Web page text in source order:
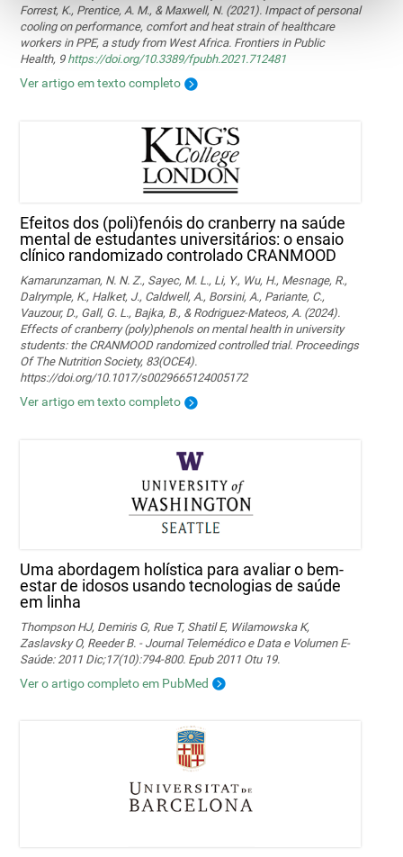
Forrest, K., Prentice, A. M., & Maxwell, N. (2021). Impact of personal
cooling on performance, comfort and heat strain of healthcare
workers in PPE, a study from West Africa. Frontiers in Public
Health, 9 https://doi.org/10.3389/fpubh.2021.712481
Ver artigo em texto completo
Efeitos dos (poli)fenóis do cranberry na saúde
mental de estudantes universitários: o ensaio
clínico randomizado controlado CRANMOOD
Kamarunzaman, N. N. Z., Sayec, M. L., Li, Y., Wu, H., Mesnage, R.,
Dalrymple, K., Halket, J., Caldwell, A., Borsini, A., Pariante, C.,
Vauzour, D., Gall, G. L., Bajka, B., & Rodriguez-Mateos, A. (2024).
Effects of cranberry (poly)phenols on mental health in university
students: the CRANMOOD randomized controlled trial. Proceedings
Of The Nutrition Society, 83(OCE4).
https://doi.org/10.1017/s0029665124005172
Ver artigo em texto completo
Uma abordagem holística para avaliar o bem-
estar de idosos usando tecnologias de saúde
em linha
Thompson HJ, Demiris G, Rue T, Shatil E, Wilamowska K,
Zaslavsky O, Reeder B. - Journal Telemédico e Data e Volumen E-
Saúde: 2011 Dic;17(10):794-800. Epub 2011 Otu 19.
Ver o artigo completo em PubMed